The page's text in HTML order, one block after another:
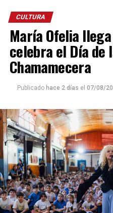
CULTURA
María Ofelia
celebra el Día de
Chamamecera
Publicado hace 2 días el 07/08/